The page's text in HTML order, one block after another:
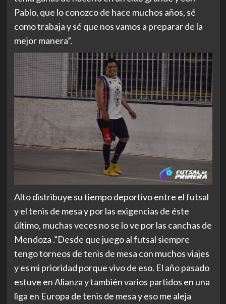
Pablo, que lo conozco de hace muchos años, sé
como trabaja y sé que nos vamos a preparar de la
mejor manera”.
Alto distribuye su tiempo deportivo entre el futsal
y el tenis de mesa y por las exigencias de éste
último, muchas veces no se lo ve por las canchas de
Mendoza .”Desde que juego al futsal siempre
tengo torneos de tenis de mesa con muchos viajes
y es mi prioridad porque vivo de eso. El año pasado
estuve en Alianza y también varios partidos en una
liga en Europa de tenis de mesa y eso me aleja